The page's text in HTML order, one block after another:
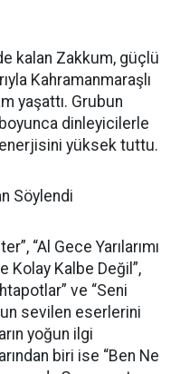
kalan Zakkum, güçlü
Kahramanmaraşlı
yaşattı. Grubun
dinleyicilerle
yüksek tuttu.
Söylendi
“Al Gece Yarılarımı
Kolay Kalbe Değil”,
ve “Seni
sevilen eserlerini
yoğun ilgi
biri ise “Ben Ne